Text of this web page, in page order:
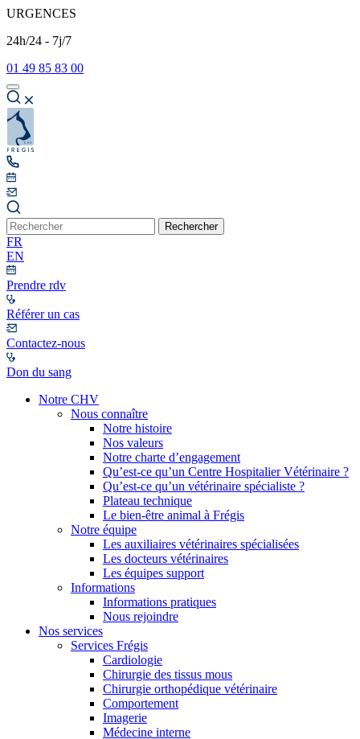
URGENCES
24h/24 - 7j/7
01 49 85 83 00
Rechercher
FR
EN
Prendre rdv
Référer un cas
Contactez-nous
Don du sang
Notre CHV
Nous connaître
Notre histoire
Nos valeurs
Notre charte d’engagement
Qu’est-ce qu’un Centre Hospitalier Vétérinaire ?
Qu’est-ce qu’un vétérinaire spécialiste ?
Plateau technique
Le bien-être animal à Frégis
Notre équipe
Les auxiliaires vétérinaires spécialisées
Les docteurs vétérinaires
Les équipes support
Informations
Informations pratiques
Nous rejoindre
Nos services
Services Frégis
Cardiologie
Chirurgie des tissus mous
Chirurgie orthopédique vétérinaire
Comportement
Imagerie
Médecine interne